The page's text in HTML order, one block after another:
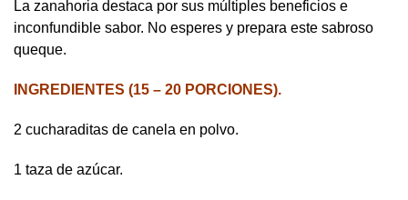
La zanahoria destaca por sus múltiples beneficios e
inconfundible sabor. No esperes y prepara este sabroso
queque.
INGREDIENTES (15 – 20 PORCIONES).
2 cucharaditas de canela en polvo.
1 taza de azúcar.